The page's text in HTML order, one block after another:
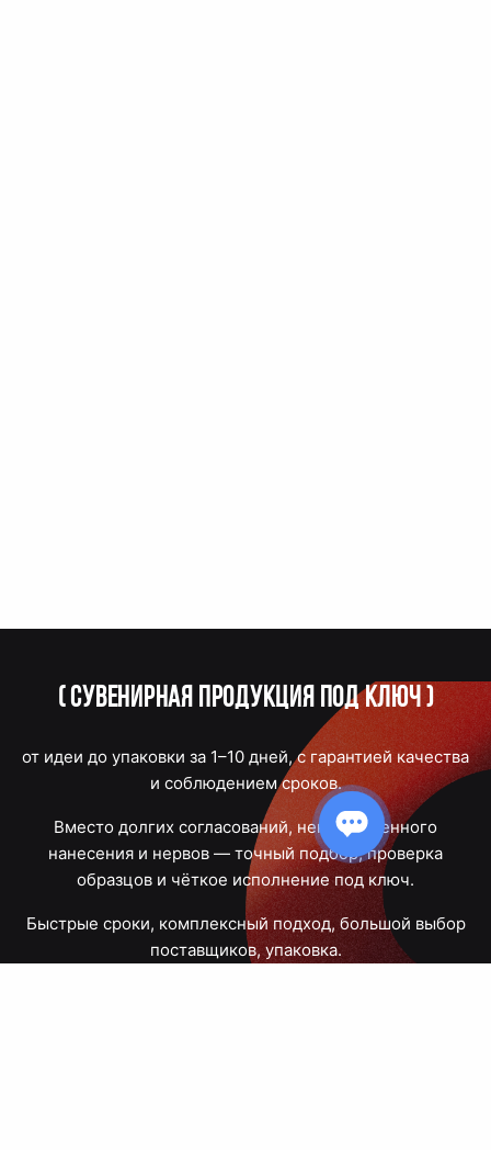
(Сувенирная продукция под ключ)
от идеи до упаковки за 1–10 дней, с гарантией качества
и соблюдением сроков.
Вместо долгих согласований, некачественного
нанесения и нервов — точный подбор, проверка
образцов и чёткое исполнение под ключ.
Быстрые сроки, комплексный подход, большой выбор
поставщиков, упаковка.